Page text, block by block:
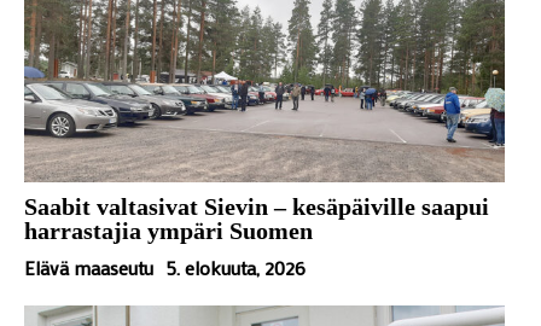
Saabit valtasivat Sievin – kesäpäiville saapui
harrastajia ympäri Suomen
Elävä maaseutu 5. elokuuta, 2026